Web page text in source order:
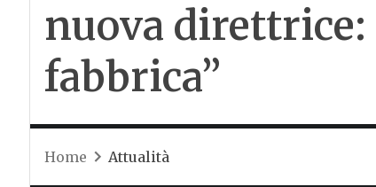
nuova direttrice:
fabbrica”
Home Attualità